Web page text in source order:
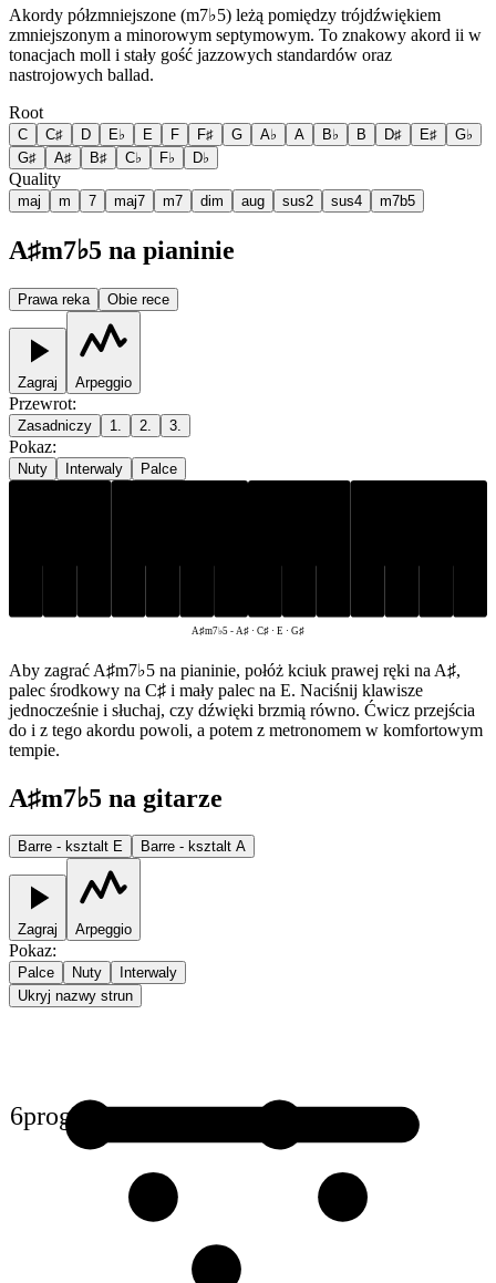
Akordy półzmniejszone (m7♭5) leżą pomiędzy trójdźwiękiem
zmniejszonym a minorowym septymowym. To znakowy akord ii w
tonacjach moll i stały gość jazzowych standardów oraz
nastrojowych ballad.
Root
C C♯ D E♭ E F F♯ G A♭ A B♭ B D♯ E♯
G♭
G♯
A♯ B♯ C♭ F♭ D♭
Quality
maj m 7 maj7 m7 dim aug sus2 sus4 m7b5
A♯m7♭5 na pianinie
Prawa reka Obie rece
Zagraj Arpeggio
Przewrot:
Zasadniczy 1. 2. 3.
Pokaz:
Nuty Interwaly Palce
A♯m7♭5 - A♯ · C♯ · E · G♯
Aby zagrać A♯m7♭5 na pianinie, połóż kciuk prawej ręki na A♯,
palec środkowy na C♯ i mały palec na E. Naciśnij klawisze
jednocześnie i słuchaj, czy dźwięki brzmią równo. Ćwicz przejścia
do i z tego akordu powoli, a potem z metronomem w komfortowym
tempie.
A♯m7♭5 na gitarze
Barre - ksztalt E Barre - ksztalt A
Zagraj Arpeggio
Pokaz:
Palce Nuty
Interwaly
Ukryj nazwy strun
6prog